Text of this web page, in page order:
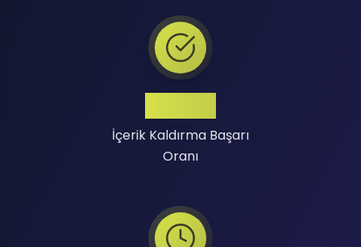
İçerik Kaldırma Başarı
Oranı